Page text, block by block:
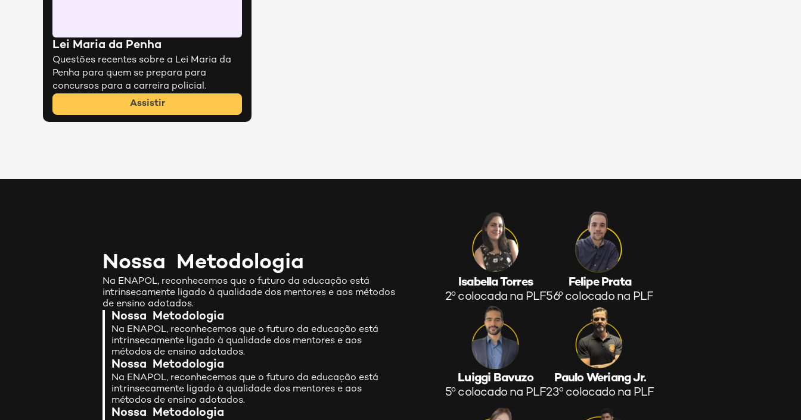
Lei Maria da Penha
Questões recentes sobre a Lei Maria da
Penha para quem se prepara para
concursos para a carreira policial.
Assistir
Nossa  Metodologia
Na ENAPOL, reconhecemos que o futuro da educação está
intrinsecamente ligado à qualidade dos mentores e aos métodos
de ensino adotados.
Nossa  Metodologia
Na ENAPOL, reconhecemos que o futuro da educação está
intrinsecamente ligado à qualidade dos mentores e aos
métodos de ensino adotados.
Nossa  Metodologia
Na ENAPOL, reconhecemos que o futuro da educação está
intrinsecamente ligado à qualidade dos mentores e aos
métodos de ensino adotados.
Nossa  Metodologia
Isabella Torres
2º colocada na PLF
Felipe Prata
56º colocado na PLF
Luiggi Bavuzo
5º colocado na PLF
Paulo Weriang Jr.
23º colocado na PLF